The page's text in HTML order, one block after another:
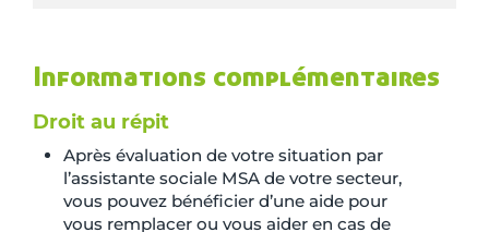
Informations complémentaires
Droit au répit
Après évaluation de votre situation par
l’assistante sociale MSA de votre secteur,
vous pouvez bénéficier d’une aide pour
vous remplacer ou vous aider en cas de